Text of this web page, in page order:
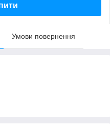
Умови повернення